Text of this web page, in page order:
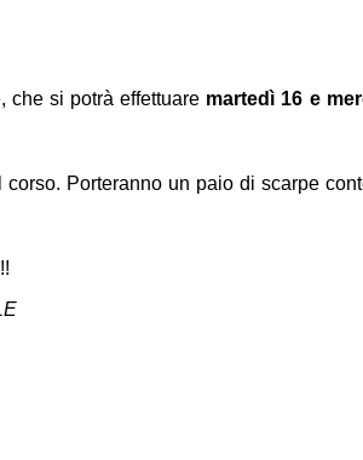
che si potrà effettuare martedì 16 e
Porteranno un paio di scarpe